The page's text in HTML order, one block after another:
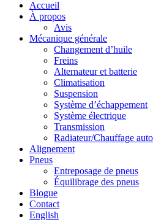
Accueil
À propos
Avis
Mécanique générale
Changement d’huile
Freins
Alternateur et batterie
Climatisation
Suspension
Système d’échappement
Système électrique
Transmission
Radiateur/Chauffage auto
Alignement
Pneus
Entreposage de pneus
Équilibrage des pneus
Blogue
Contact
English